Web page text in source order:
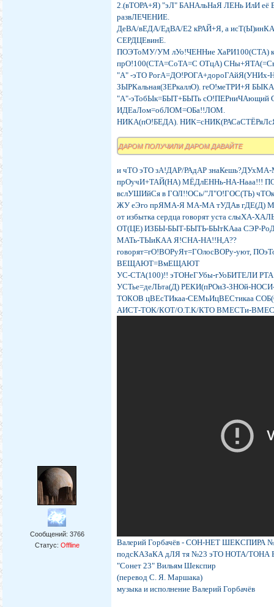
Сообщений: 3766
Статус: Offline
2.(вТОРА+Я) "эЛ" БАНАльНаЯ ЛЕНь ИлИ
развЛЕЧЕНИЕ.
ДеВА/вЕДА/ЕдВА/Е2 кРАЙ+Я, а
СЕРДЦЕвинЕ.
ПОЭТоМУ/УМ лУо!ЧЕННие ХаРИ100(СТА)
прО!100(СТА=СоТА=С ОТцА)
"А" -эТО
ЗЫРКальная(ЗЕРкаллО). геО!меТРИ+Я
"А"-эТобЫк=БЫТ+БЫТь
ИДЕаЛом=обЛОМ=ОБа!!ЛОМ.
НИКА(пО!БЕДА).
ДАРОМ ПОЛУЧИЛИ ДАРОМ ДАВАЙТЕ
и чТО эТО зА!ДАР/РАдАР
прОучИ+ТАЙ(НА) МЁДлЕННь-НА-
вслУШИйСя в ГОЛ!!ОСь/"Л"О!ГОС(ТЬ)
ЖУ еЭго прЯМА-Я МА-МА тУДАв гДЕ(Д)
от избытка сердца говорят уста слыХА-
ОТ(ЦЕ) ИЗБЫ-БЫТ-БЫТЬ-БЫтКАаа СЭР-
МАТь-ТЫиКАА Я!СНА-НА!!Н,А??
говорят=гО!ВОРуЯт=ГОлосВОРу-уют,
ВЕЩАЮТ=ВмЕЩАЮТ
УС-СТА(100)!! эТОНеГУбы-гУоБИТЕЛИ
УСТье=деЛЬта(Д) РЕКИ(пРОиЗ-ЗНОй-
ТОКОВ цВЕсТИкаа-СЕМьИцВЕСтикаа
АИСТ-ТОК/КОТ/О.Т.К/КТО ВМЕСТи-
Валерий Горбачёв - СОН-НЕТ ШЕКСПИРА №
подсКАЗаКА дЛЯ тя №23 эТО НОТА/ТОНА
"Сонет 23" Вильям Шекспир
(перевод С. Я. Маршака)
музыка и исполнение Валерий Горбачёв